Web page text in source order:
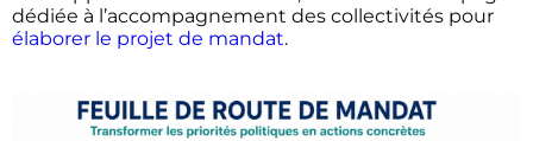
dédiée à l’accompagnement des collectivités pour
élaborer le projet de mandat.